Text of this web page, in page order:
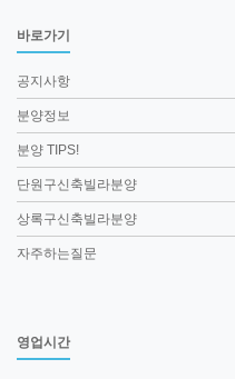
바로가기
공지사항
분양정보
분양 TIPS!
단원구신축빌라분양
상록구신축빌라분양
자주하는질문
영업시간